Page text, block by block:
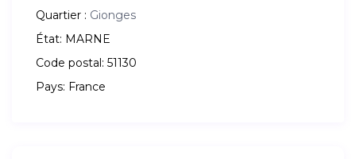
Quartier : Gionges
État: MARNE
Code postal: 51130
Pays: France